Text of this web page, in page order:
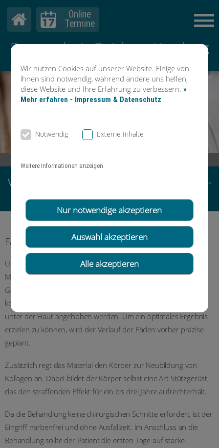
Wir nutzen Cookies auf unserer Website. Einige von
ihnen sind notwendig, während andere uns helfen,
diese Website und Ihre Erfahrung zu verbessern.»
Mehr erfahren - Impressum & Datenschutz
Notwendig Externe Inhalte
Weitere Informationen anzeigen
Nur notwendige akzeptieren
Auswahl akzeptieren
Alle akzeptieren
Online
Termine
Dermatologie Duisburg-Homberg
Vereinbaren Sie Ihre Termine über unsere Online-
Fadenlifting
Unter dem Fadenlifting versteht man eine minimalinvasive
Methode der Hautstraffung, die hauptsächlich im
Gesichtsbereich zum Einsatz kommt. Erschlaffte Gesichtszüge
können durch das Einbringen von selbstauflösenden Fäden
unter der Haut angehoben werden. Um ein optimales Ergebnis
erzielen zu können, wird der Verlauf der Fäden vorher präzise
geplant.
Zusätzlich regt das Material den Körper zur Neubildung von
Kollagen an. Dabei bildet der Körper selbst eine Art Stützgerüst,
das den straffenden Effekt für ein bis drei Jahre aufrechterhält.
Da die Behandlung keine chirurgischen Schnitte erfordert, ist der
Eingriff narbenfrei und ohne Ausfallzeit. Im Anschluss an die
Behandlung sollte der Patient die ersten Tage auf starke